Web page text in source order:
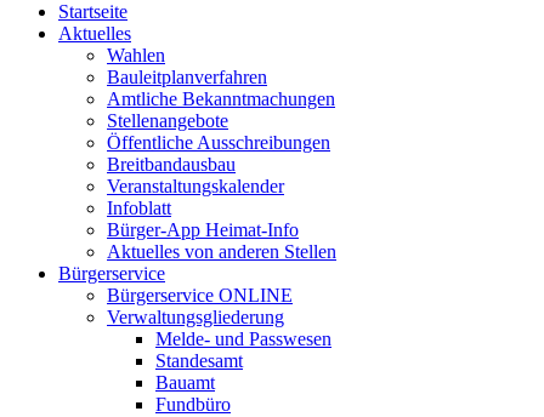
Startseite
Aktuelles
Wahlen
Bauleitplanverfahren
Amtliche Bekanntmachungen
Stellenangebote
Öffentliche Ausschreibungen
Breitbandausbau
Veranstaltungskalender
Infoblatt
Bürger-App Heimat-Info
Aktuelles von anderen Stellen
Bürgerservice
Bürgerservice ONLINE
Verwaltungsgliederung
Melde- und Passwesen
Standesamt
Bauamt
Fundbüro